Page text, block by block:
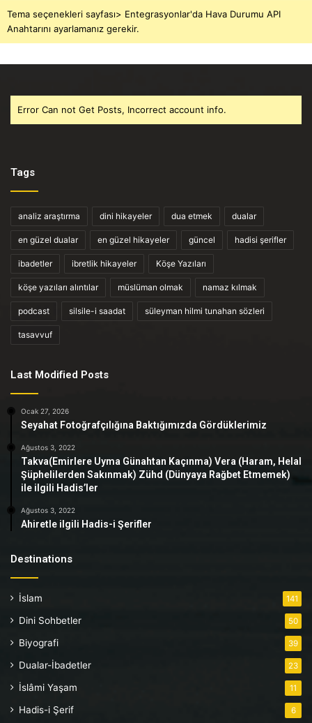
Tema seçenekleri sayfası> Entegrasyonlar'da Hava Durumu API
Anahtarını ayarlamanız gerekir.
Error Can not Get Posts, Incorrect account info.
Tags
analiz araştırma dini hikayeler dua etmek dualar
en güzel dualar en güzel hikayeler güncel hadisi şerifler
ibadetler ibretlik hikayeler Köşe Yazıları
köşe yazıları alıntılar müslüman olmak namaz kılmak
podcast silsile-i saadat süleyman hilmi tunahan sözleri
tasavvuf
Last Modified Posts
Ocak 27, 2026
Seyahat Fotoğrafçılığına Baktığımızda Gördüklerimiz
Ağustos 3, 2022
Takva(Emirlere Uyma Günahtan Kaçınma) Vera (Haram, Helal
Şüphelilerden Sakınmak) Zühd (Dünyaya Rağbet Etmemek)
ile ilgili Hadis’ler
Ağustos 3, 2022
Ahiretle ilgili Hadis-i Şerifler
Destinations
İslam 141
Dini Sohbetler 50
Biyografi 39
Dualar-İbadetler 23
İslâmi Yaşam 11
Hadis-i Şerif 6